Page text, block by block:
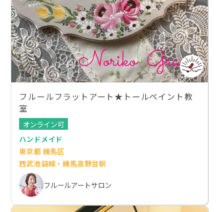
フルールフラットアート★トールペイント教
室
オンライン可
ハンドメイド
東京都 練馬区
西武池袋線・練馬高野台駅
フルールアートサロン